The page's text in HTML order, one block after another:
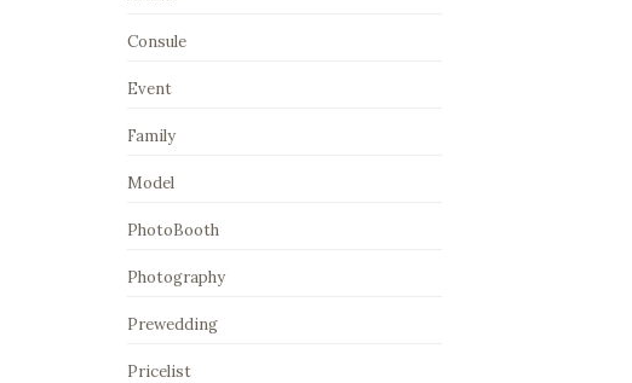
Consule
Event
Family
Model
PhotoBooth
Photography
Prewedding
Pricelist